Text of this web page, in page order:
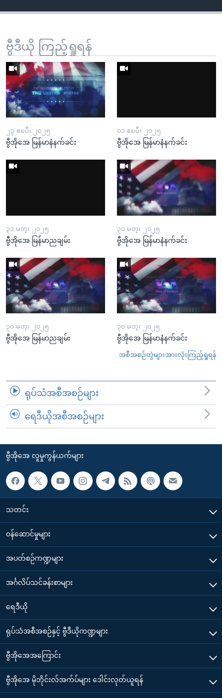
ဗွီဒီယို ကြည့်ရှုရန်
၂၃ ဧၿပီ၊ ၂၀၂၅
ဗွီအိုအေ မြန်မာနံနက်ခင်း
၀၁ ဧၿပီ၊ ၂၀၂၅
ဗွီအိုအေ မြန်မာနံနက်ခင်း
၃၁ မတ္၊ ၂၀၂၅
ဗွီအိုအေ မြန်မာညချမ်း
၃၁ မတ္၊ ၂၀၂၅
ဗွီအိုအေ မြန်မာနံနက်ခင်း
၃၀ မတ္၊ ၂၀၂၅
ဗွီအိုအေ မြန်မာညချမ်း
၃၀ မတ္၊ ၂၀၂၅
ဗွီအိုအေ မြန်မာနံနက်ခင်း
အစီအစဉ်တွဲများအားလုံးကြည့်ရှုရန်
ရုပ်သံအစီအစဉ်များ
ရေဒီယိုအစီအစဉ်များ
ဗွီအိုအေ လူမှုကွန်ယက်များ
သတင်း
၀န်ဆောင်မှုများ
အပတ်စဉ်ကဏ္ဍများ
အင်္ဂလိပ်သင်ခန်းစာများ
ရေဒီယို
ရုပ်သံအစီအစဉ်နှင့် ဗွီဒီယိုကဏ္ဍများ
ဗွီအိုအေအကြောင်း
ဗွီအိုအေ မိုဘိုင်းလ်အက်ပ်များ ဒေါင်းလုတ်ယူရန်